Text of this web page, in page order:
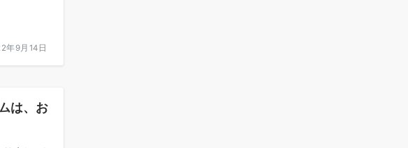
年9月14日
は、お